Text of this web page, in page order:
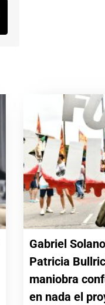
Gabriel
Patricia
maniobra
en nada el